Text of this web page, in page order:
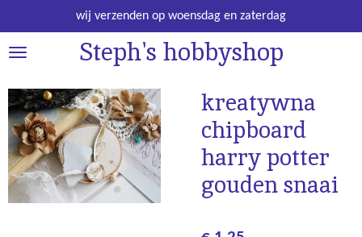
direct
naar
hoofdinhoud
Steph's hobbyshop
wij verzenden op woensdag en zaterdag
kreatywna
chipboard
harry potter
gouden snaai